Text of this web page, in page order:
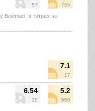
57 755
Bowman, в титрах не
7.1
17
6.54
25
5.2
556